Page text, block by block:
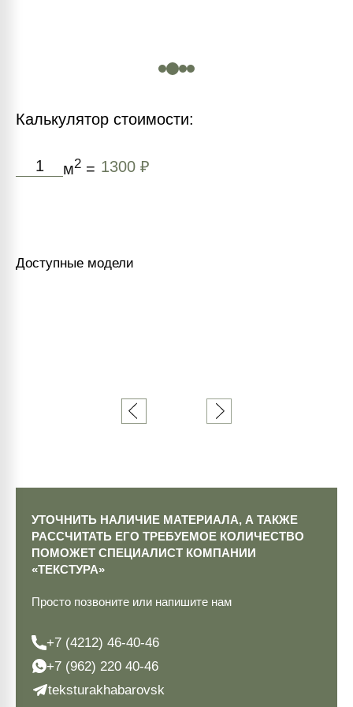
Калькулятор стоимости:
м2 = 1300 ₽
Доступные модели
УТОЧНИТЬ НАЛИЧИЕ МАТЕРИАЛА, А ТАКЖЕ
РАССЧИТАТЬ ЕГО ТРЕБУЕМОЕ КОЛИЧЕСТВО
ПОМОЖЕТ СПЕЦИАЛИСТ КОМПАНИИ
«ТЕКСТУРА»
Просто позвоните или напишите нам
+7 (4212) 46-40-46
+7 (962) 220 40-46
teksturakhabarovsk